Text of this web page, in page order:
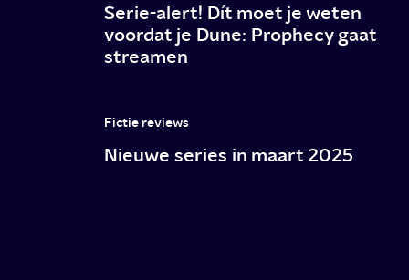
Serie-alert! Dít moet je weten
voordat je Dune: Prophecy gaat
streamen
Fictie reviews
Nieuwe series in maart 2025